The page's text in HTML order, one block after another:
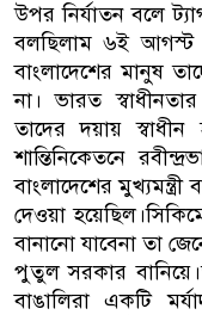
উপর নির্যাতন বলে
বলছিলাম ৬ই
বাংলাদেশের মানুষ
না। ভারত
তাদের দয়ায়
শান্তিনিকেতনে
বাংলাদেশের
দেওয়া
বানানো যাবেনা তা
পুতুল সরকার
বাঙালিরা একটি